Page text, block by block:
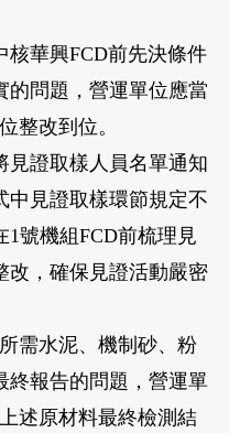
華興FCD前先決條件
的問題，營運單位應當
整改到位。
證取樣人員名單通知
中見證取樣環節規定不
號機組FCD前梳理見
改，確保見證活動嚴密
水泥、機制砂、粉
終報告的問題，營運單
述原材料最終檢測結